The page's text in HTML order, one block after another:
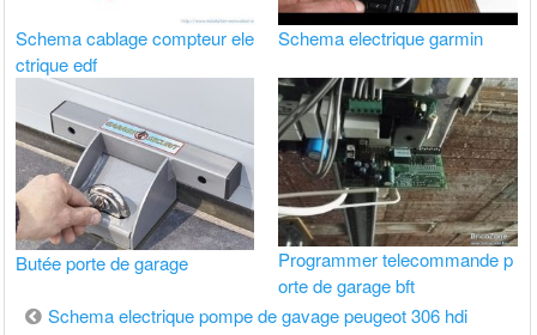
Schema cablage compteur ele
ctrique edf
Schema electrique garmin
Butée porte de garage
Programmer telecommande p
orte de garage bft
Navigation
Schema electrique pompe de gavage peugeot 306 hdi